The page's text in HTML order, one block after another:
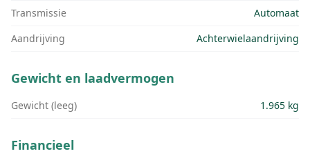
Transmissie
Automaat
Aandrijving
Achterwielaandrijving
Gewicht en laadvermogen
Gewicht (leeg) 1.965 kg
Financieel